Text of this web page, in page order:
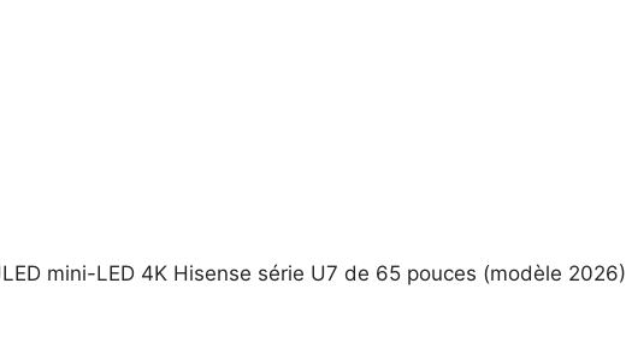
mini-LED 4K Hisense série U7 de 65 pouces (modèle 2026)